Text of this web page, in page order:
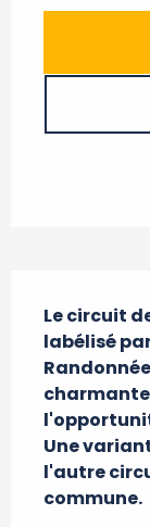
Le circuit
labélisé
charmante
Une
l'autre
commune.